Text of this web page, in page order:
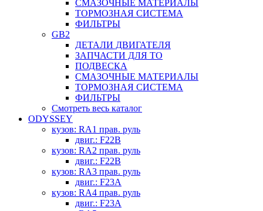
СМАЗОЧНЫЕ МАТЕРИАЛЫ
ТОРМОЗНАЯ СИСТЕМА
ФИЛЬТРЫ
GB2
ДЕТАЛИ ДВИГАТЕЛЯ
ЗАПЧАСТИ ДЛЯ ТО
ПОДВЕСКА
СМАЗОЧНЫЕ МАТЕРИАЛЫ
ТОРМОЗНАЯ СИСТЕМА
ФИЛЬТРЫ
Смотреть весь каталог
ODYSSEY
кузов: RA1 прав. руль
двиг.: F22B
кузов: RA2 прав. руль
двиг.: F22B
кузов: RA3 прав. руль
двиг.: F23A
кузов: RA4 прав. руль
двиг.: F23A